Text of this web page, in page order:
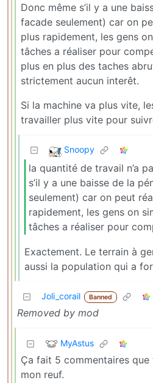
Donc même s’il y a une
facade seulement) car on
plus rapidement, les gens
tâches a réaliser pour
plus en plus des taches
strictement aucun interêt.
Si la machine va plus vite,
travailler plus vite pour
Snoopy
la quantité de travail n’a
s’il y a une baisse de la
seulement) car on peut
rapidement, les gens on
tâches a réaliser pour
Exactement. Le terrain à
aussi la population qui a
Joli_corail Banned
Removed by mod
MyAstus
Ça fait 5 commentaires
mon reuf.